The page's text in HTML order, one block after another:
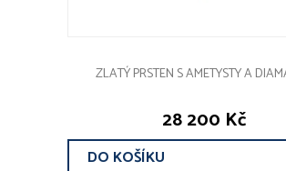
ZLATÝ PRSTEN S AMETYSTY A
28 200 Kč
DO KOŠÍKU